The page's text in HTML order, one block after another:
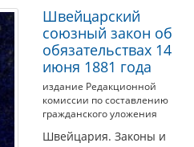
Швейцарский
союзный закон об
обязательствах 14
июня 1881 года
издание Редакционной
комиссии по составлению
гражданского уложения
Швейцария. Законы и